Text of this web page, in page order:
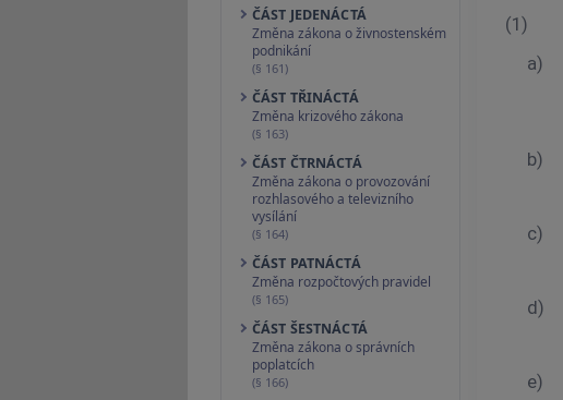
ČÁST JEDENÁCTÁ
Změna zákona o živnostenském
podnikání
(§ 161)
ČÁST TŘINÁCTÁ
Změna krizového zákona
(§ 163)
ČÁST ČTRNÁCTÁ
Změna zákona o provozování
rozhlasového a televizního
vysílání
(§ 164)
ČÁST PATNÁCTÁ
Změna rozpočtových pravidel
(§ 165)
ČÁST ŠESTNÁCTÁ
Změna zákona o správních
poplatcích
(§ 166)
(1)
a)
b)
c)
d)
e)